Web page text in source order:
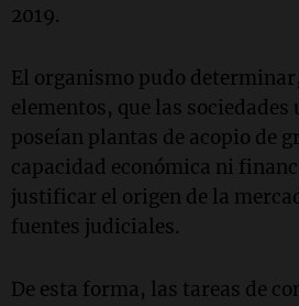
2019.
El organismo pudo
elementos, que las
poseían plantas de acopio de
capacidad económica ni
justificar el origen de la
fuentes judiciales.
De esta forma, las tareas de